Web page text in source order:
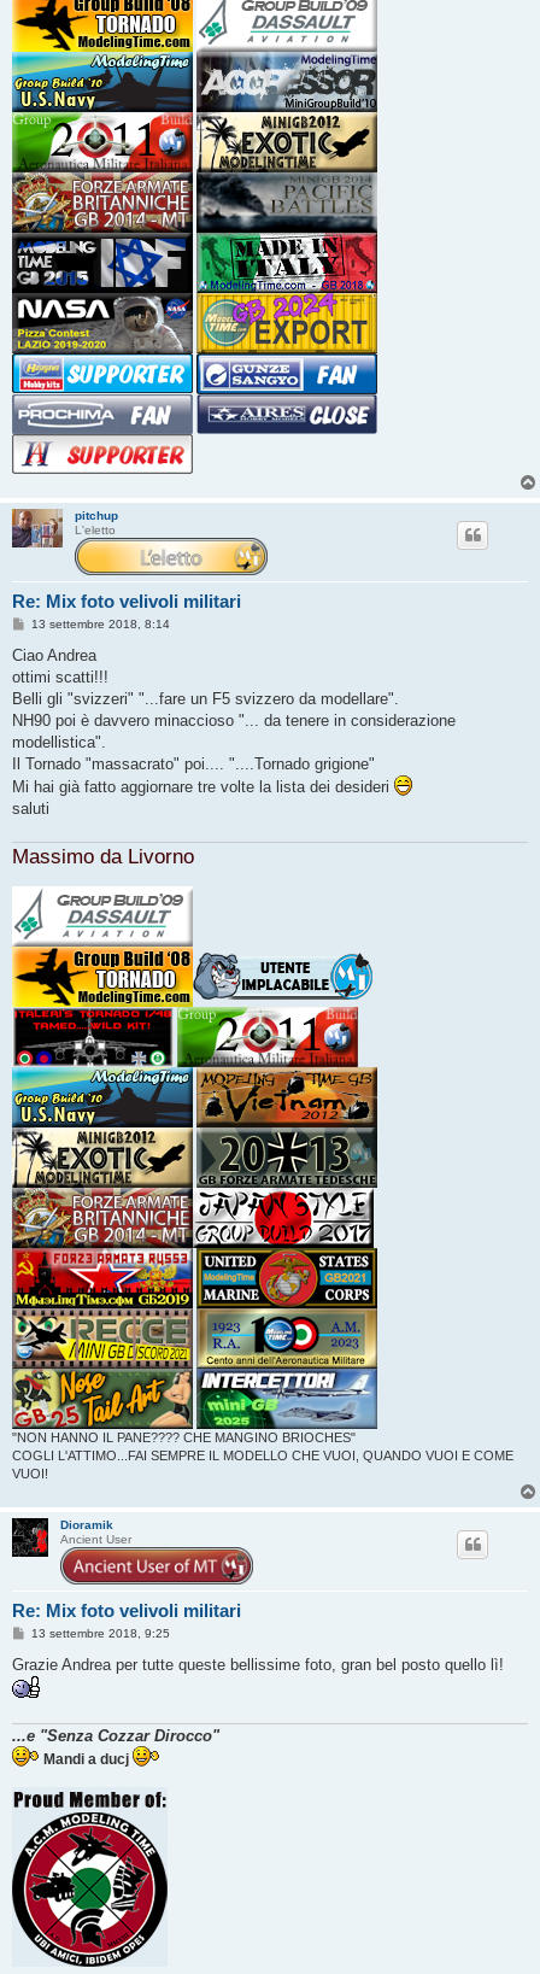
pitchup
L'eletto
Re: Mix foto velivoli militari
M
s
a
g
i
o
13 settembre 2018, 8:14
Ciao Andrea
ottimi scatti!!!
Belli gli "svizzeri" "...fare un F5 svizzero da modellare".
NH90 poi è davvero minaccioso "... da tenere in considerazione
modellistica".
Il Tornado "massacrato" poi.... "....Tornado grigione"
Mi hai già fatto aggiornare tre volte la lista dei desideri
saluti
Massimo da Livorno
"NON HANNO IL PANE???? CHE MANGINO BRIOCHES"
COGLI L'ATTIMO...FAI SEMPRE IL MODELLO CHE VUOI, QUANDO VUOI E COME
VUOI!
Dioramik
Ancient User
Re: Mix foto velivoli militari
M
s
s
a
i
o
13 settembre 2018, 9:25
Grazie Andrea per tutte queste bellissime foto, gran bel posto quello lì!
...e "Senza Cozzar Dirocco"
Mandi a ducj